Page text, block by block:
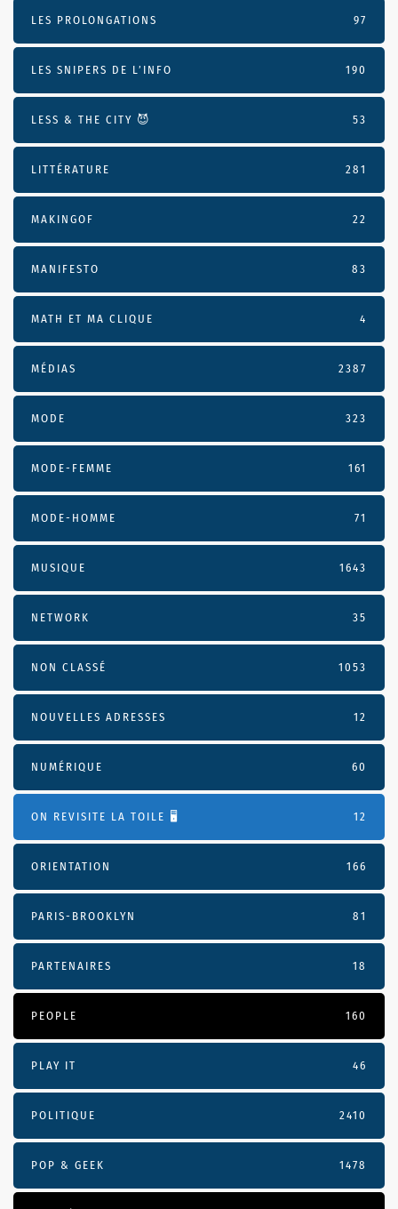
LES PROLONGATIONS 97
LES SNIPERS DE L’INFO 190
LESS & THE CITY 😈 53
LITTÉRATURE 281
MAKINGOF 22
MANIFESTO 83
MATH ET MA CLIQUE 4
MÉDIAS 2387
MODE 323
MODE-FEMME 161
MODE-HOMME 71
MUSIQUE 1643
NETWORK 35
NON CLASSÉ 1053
NOUVELLES ADRESSES 12
NUMÉRIQUE 60
ON REVISITE LA TOILE 🖥️ 12
ORIENTATION 166
PARIS-BROOKLYN 81
PARTENAIRES 18
PEOPLE 160
PLAY IT 46
POLITIQUE 2410
POP & GEEK 1478